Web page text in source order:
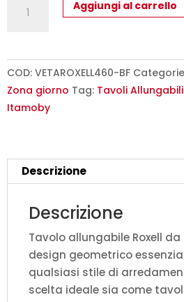
allungabile
Roxell
bianco
frassino
Aggiungi al carrello
COD: VETAROXELL460-BF
Zona giorno Tag: Tavoli
Itamoby
Descrizione
Descrizione
Tavolo allungabile Roxell
design geometrico
qualsiasi stile di
scelta ideale sia come